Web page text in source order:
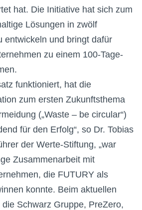
hat. Die Initiative hat sich zum
Lösungen in zwölf
entwickeln und bringt dafür
zu einem 100-Tage-
funktioniert, hat die
zum ersten Zukunftsthema
(„Waste – be circular“)
für den Erfolg“, so Dr. Tobias
der Werte-Stiftung, „war
Zusammenarbeit mit
die FUTURY als
konnte. Beim aktuellen
Schwarz Gruppe, PreZero,